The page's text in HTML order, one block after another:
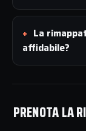
La
affidabile?
PRENOTA LA